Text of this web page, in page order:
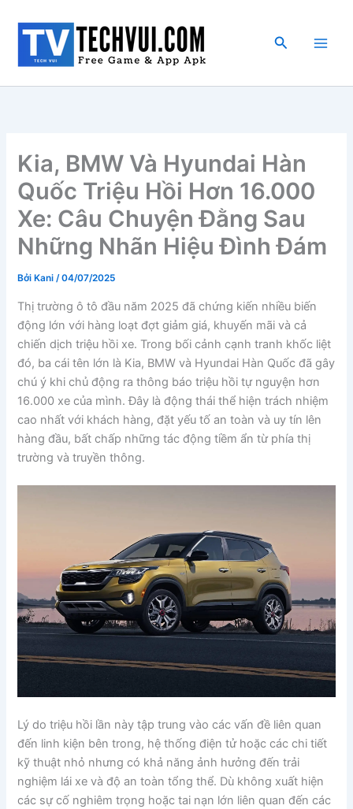
dung
Tìm
Kia, BMW Và Hyundai Hàn
Quốc Triệu Hồi Hơn 16.000
Xe: Câu Chuyện Đằng Sau
Những Nhãn Hiệu Đình Đám
Bởi Kani/04/07/2025
Thị trường ô tô đầu năm 2025 đã chứng kiến nhiều biến
động lớn với hàng loạt đợt giảm giá, khuyến mãi và cả
chiến dịch triệu hồi xe. Trong bối cảnh cạnh tranh khốc liệt
đó, ba cái tên lớn là Kia, BMW và Hyundai Hàn Quốc đã gây
chú ý khi chủ động ra thông báo triệu hồi tự nguyện hơn
16.000 xe của mình. Đây là động thái thể hiện trách nhiệm
cao nhất với khách hàng, đặt yếu tố an toàn và uy tín lên
hàng đầu, bất chấp những tác động tiềm ẩn từ phía thị
trường và truyền thông.
Lý do triệu hồi lần này tập trung vào các vấn đề liên quan
đến linh kiện bên trong, hệ thống điện tử hoặc các chi tiết
kỹ thuật nhỏ nhưng có khả năng ảnh hưởng đến trải
nghiệm lái xe và độ an toàn tổng thể. Dù không xuất hiện
các sự cố nghiêm trọng hoặc tai nạn lớn liên quan đến các